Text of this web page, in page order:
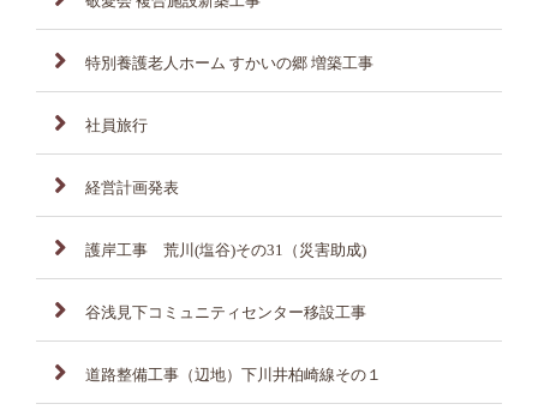
特別養護老人ホーム すかいの郷 増築工事
社員旅行
経営計画発表
護岸工事 荒川(塩谷)その31（災害助成)
谷浅見下コミュニティセンター移設工事
道路整備工事（辺地）下川井柏崎線その１